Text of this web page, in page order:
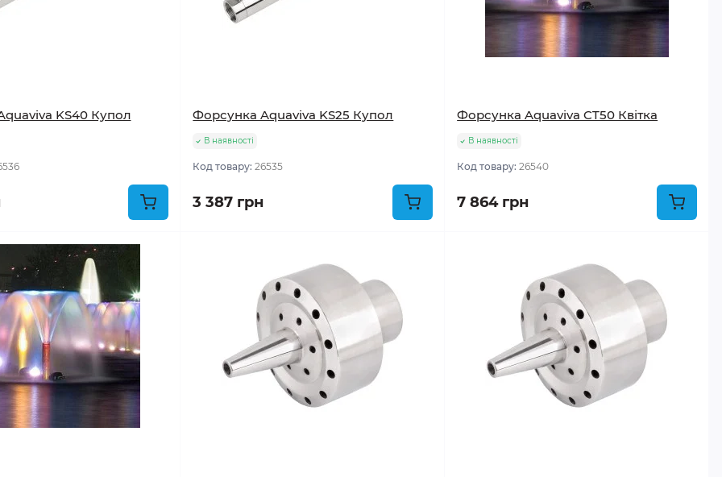
KS40 Купол Форсунка Aquaviva KS25 Купол
В наявності
Код товару:26535
3 387 грн
Форсунка Aquaviva CT50 Квітка
В наявності
Код товару:26540
7 864 грн